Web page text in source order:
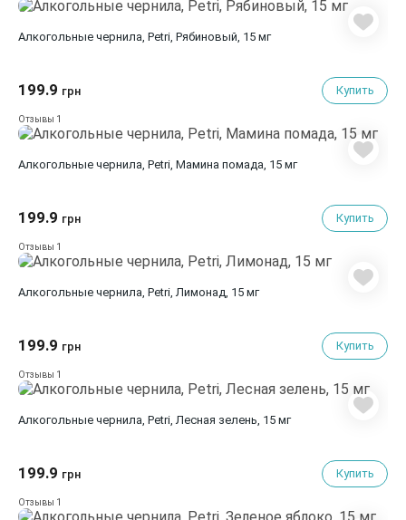
Алкогольные чернила, Petri, Рябиновый, 15 мг
199.9 грн Купить
Отзывы 1
Алкогольные чернила, Petri, Мамина помада, 15 мг
199.9 грн Купить
Отзывы 1
Алкогольные чернила, Petri, Лимонад, 15 мг
199.9 грн Купить
Отзывы 1
Алкогольные чернила, Petri, Лесная зелень, 15 мг
199.9 грн Купить
Отзывы 1